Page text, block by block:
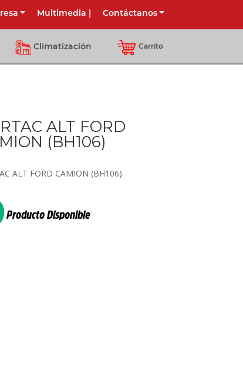
Multimedia | Contáctanos
Climatización Carrito
ALT FORD
(BH106)
ALT FORD CAMION (BH106)
Producto Disponible